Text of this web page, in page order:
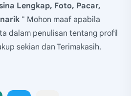
Lengkap, Foto, Pacar,
" Mohon maaf apabila
dalam penulisan tentang profil
sekian dan Terimakasih.